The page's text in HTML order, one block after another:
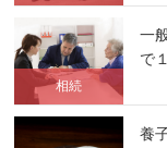
相続
一
で
養